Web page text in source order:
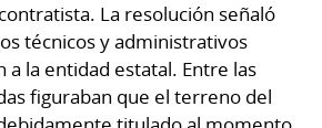
La resolución señaló
técnicos y administrativos
la entidad estatal. Entre las
figuraban que el terreno del